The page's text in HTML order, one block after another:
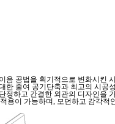
음 공법을 획기적으로 변화시킨
줄여 공기단축과 최고의 시공
정하고 간결한 외관의 디자인을
용이 가능하며, 모던하고 감각